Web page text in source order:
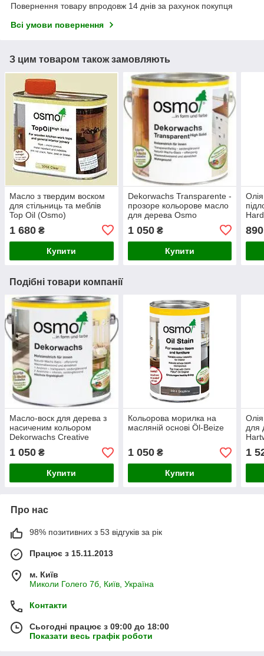
Повернення товару впродовж 14 днів за рахунок покупця
Всі умови повернення
З цим товаром також замовляють
Масло з твердим воском
для стільниць та меблів
Top Oil (Osmo)
1 680 ₴
Купити
Dekorwachs Transparente -
прозоре кольорове масло
для дерева Osmo
1 050₴
Купити
890
Подібні товари компанії
Масло-воск для дерева з
насиченим кольором
Dekorwachs Creative
1 050 ₴
Купити
Кольорова морилка на
масляній основі Öl-Beize
1 050₴
Купити
для
1
Про нас
98% позитивних з 53 відгуків за рік
Працює з 15.11.2013
м. Київ
Миколи Голего 7б, Київ, Україна
Контакти
Сьогодні працює з 09:00 до 18:00
Показати весь графік роботи